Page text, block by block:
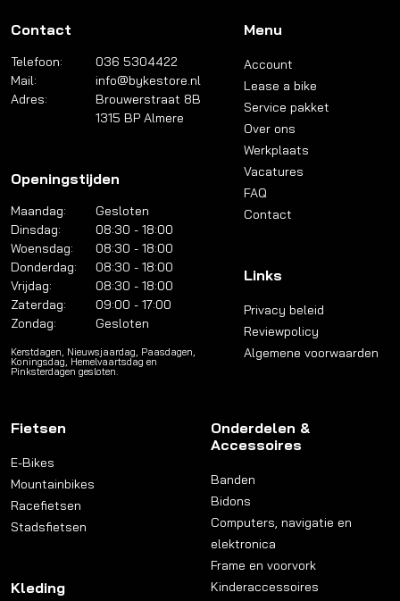
Contact
Telefoon:
036 5304422
Mail:
info@bykestore.nl
Adres:
Brouwerstraat 8B
1315 BP Almere
Openingstijden
Maandag:
Gesloten
Dinsdag:
08:30 - 18:00
Woensdag:
08:30 - 18:00
Donderdag:
08:30 - 18:00
Vrijdag:
08:30 - 18:00
Zaterdag:
09:00 - 17:00
Zondag:
Gesloten
Kerstdagen, Nieuwsjaardag, Paasdagen,
Koningsdag, Hemelvaartsdag en
Pinksterdagen gesloten.
Menu
Account
Lease a bike
Service pakket
Over ons
Werkplaats
Vacatures
FAQ
Contact
Links
Privacy beleid
Reviewpolicy
Algemene voorwaarden
Fietsen
E-Bikes
Mountainbikes
Racefietsen
Stadsfietsen
Kleding
Onderdelen &
Accessoires
Banden
Bidons
Computers, navigatie en
elektronica
Frame en voorvork
Kinderaccessoires